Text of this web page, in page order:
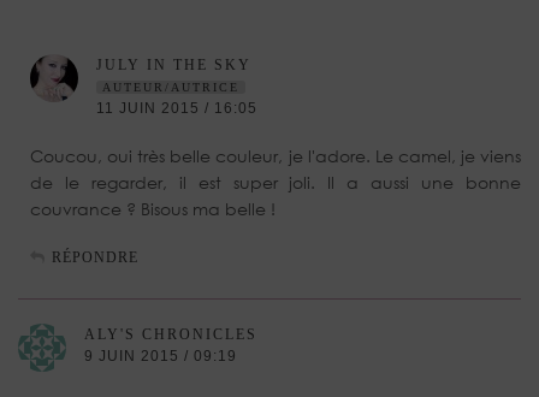
JULY IN THE SKY
AUTEUR/AUTRICE
11 JUIN 2015 / 16:05
Coucou, oui très belle couleur, je l'adore. Le camel, je viens
de le regarder, il est super joli. Il a aussi une bonne
couvrance ? Bisous ma belle !
RÉPONDRE
ALY'S CHRONICLES
9 JUIN 2015 / 09:19